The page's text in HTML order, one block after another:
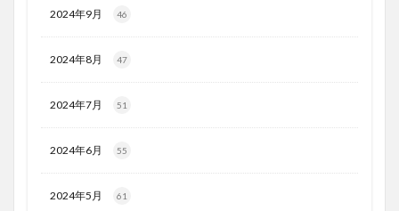
2024年9月 46
2024年8月 47
2024年7月 51
2024年6月 55
2024年5月 61